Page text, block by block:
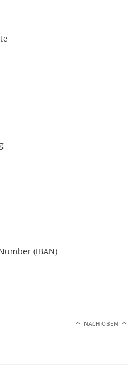
(IBAN)
NACH OBEN